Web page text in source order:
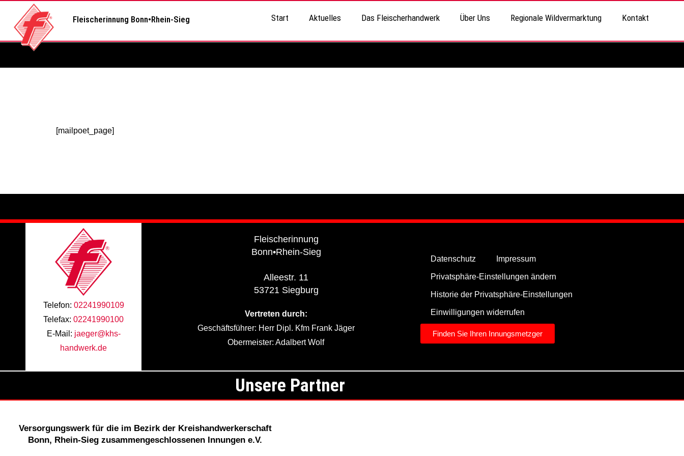
springen
Fleischerinnung Bonn•Rhein-Sieg Start Aktuelles Das Fleischerhandwerk Über Uns Regionale Wildvermarktung Kontakt
[mailpoet_page]
Telefon: 02241990109
Telefax: 02241990100
E-Mail: jaeger@khs-
handwerk.de
Fleischerinnung
Bonn•Rhein-Sieg
Alleestr. 11
53721 Siegburg
Vertreten durch:
Geschäftsführer: Herr Dipl. Kfm Frank Jäger
Obermeister: Adalbert Wolf
Datenschutz Impressum
Privatsphäre-Einstellungen ändern
Historie der Privatsphäre-Einstellungen
Einwilligungen widerrufen
Finden Sie Ihren Innungsmetzger
Unsere Partner
Versorgungswerk für die im Bezirk der Kreishandwerkerschaft
Bonn, Rhein-Sieg zusammengeschlossenen Innungen e.V.